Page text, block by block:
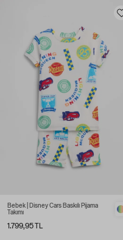
Bebek | Disney Cars Baskılı Pijama
Takımı
1.799,95 TL